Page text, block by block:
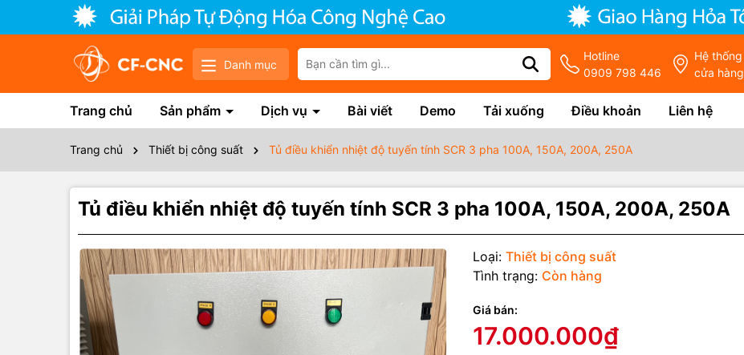
Danh mục
Hotline
0909 798 446
Hệ thống
cửa hàng
Trang chủ Sản phẩm Dịch vụ Bài viết Demo Tải xuống Điều khoản Liên hệ
Trang chủ Thiết bị công suất Tủ điều khiển nhiệt độ tuyến tính SCR 3 pha 100A, 150A, 200A, 250A
Tủ điều khiển nhiệt độ tuyến tính SCR 3 pha 100A, 150A, 200A, 250A
Loại: Thiết bị công suất
Tình trạng: Còn hàng
Giá bán:
17.000.000₫
Thông số kỹ thuật